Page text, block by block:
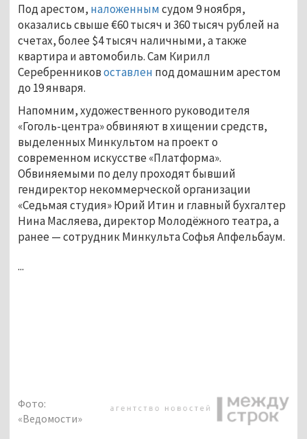
Под арестом, наложеннымсудом 9 ноября,
оказались свыше €60 тысяч и 360 тысяч рублей на
счетах, более $4 тысяч наличными, а также
квартира и автомобиль. Сам Кирилл
Серебренниковоставлен под домашним арестом
до 19 января.
Напомним, художественного руководителя
«Гоголь-центра» обвиняют в хищении средств,
выделенных Минкультом на проект о
современном искусстве «Платформа».
Обвиняемыми по делу проходят бывший
гендиректор некоммерческой организации
«Седьмая студия» Юрий Итин и главный бухгалтер
Нина Масляева, директор Молодёжного театра, а
ранее — сотрудник Минкульта Софья Апфельбаум.
...
Фото:
«Ведомости»